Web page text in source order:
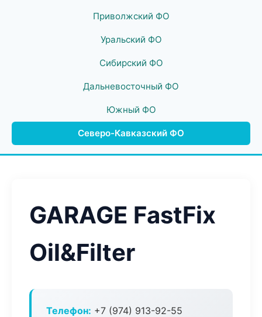
Приволжский ФО
Уральский ФО
Сибирский ФО
Дальневосточный ФО
Южный ФО
Северо-Кавказский ФО
GARAGE FastFix
Oil&Filter
Телефон: +7 (974) 913-92-55